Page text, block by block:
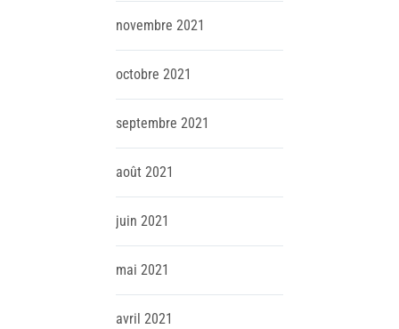
novembre 2021
octobre 2021
septembre 2021
août 2021
juin 2021
mai 2021
avril 2021